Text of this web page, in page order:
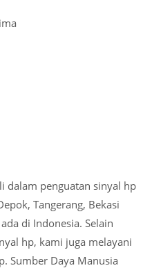
dalam penguatan sinyal hp
Tangerang, Bekasi
di Indonesia. Selain
hp, kami juga melayani
Sumber Daya Manusia